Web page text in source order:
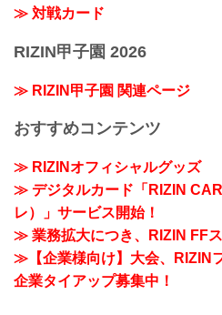
≫ 対戦カード
RIZIN甲子園 2026
≫ RIZIN甲子園 関連ページ
おすすめコンテンツ
≫ RIZINオフィシャルグッズ
≫ デジタルカード「RIZIN
レ）」サービス開始！
≫ 業務拡大につき、RIZIN FFス
≫【企業様向け】大会、RIZIN
企業タイアップ募集中！